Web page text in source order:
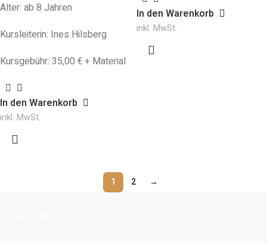
Alter: ab 8 Jahren
Kursleiterin: Ines Hilsberg
Kursgebühr: 35,00 € + Material
In den Warenkorb
inkl. MwSt.
In den Warenkorb
inkl. MwSt.
1 2 →